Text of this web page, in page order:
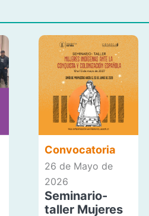
Convocatoria
26 de Mayo de
2026
Seminario-
taller Mujeres